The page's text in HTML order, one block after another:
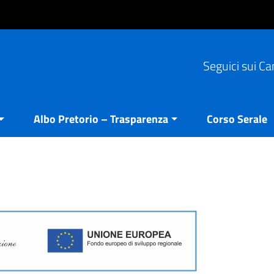
Seguici sui
Albo Pretorio – Trasparenza Corso Serale